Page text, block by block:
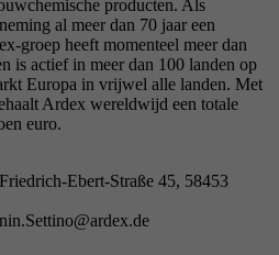
producten. Als
al meer dan 70 jaar een
groep heeft momenteel meer dan
is actief in meer dan 100 landen op
Europa in vrijwel alle landen. Met
Ardex wereldwijd een totale
euro.
Ebert-Straße 45, 58453